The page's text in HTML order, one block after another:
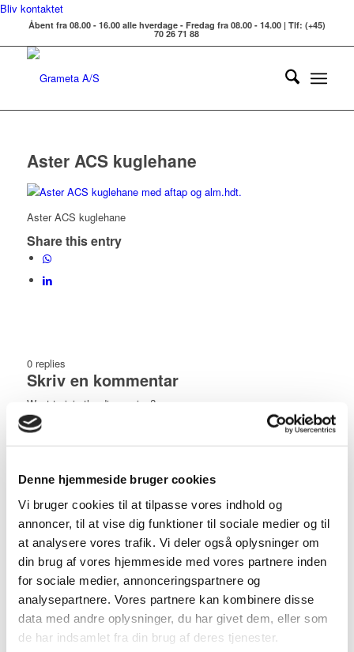
Denne hjemmeside bruger cookies
Vi bruger cookies til at tilpasse vores indhold og
annoncer, til at vise dig funktioner til sociale medier og til
at analysere vores trafik. Vi deler også oplysninger om
din brug af vores hjemmeside med vores partnere inden
for sociale medier, annonceringspartnere og
analysepartnere. Vores partnere kan kombinere disse
data med andre oplysninger, du har givet dem, eller som
de har indsamlet fra din brug af deres tjenester.
Bliv kontaktet
Åbent fra 08.00 - 16.00 alle hverdage - Fredag fra 08.00 - 14.00 | Tlf: (+45)
70 26 71 88
Aster ACS kuglehane
Aster ACS kuglehane
Share this entry
0 replies
Skriv en kommentar
Want to join the discussion?
Feel free to contribute!
Skriv et svar
markeret med*
Navn
E-mail
Websted